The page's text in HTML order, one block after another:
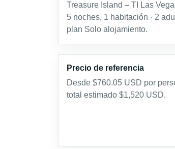
Treasure Island – TI Las
5 noches, 1 habitación · 2
plan Solo alojamiento.
Precio de referencia
Desde $760.05 USD por
total estimado $1,520 USD.